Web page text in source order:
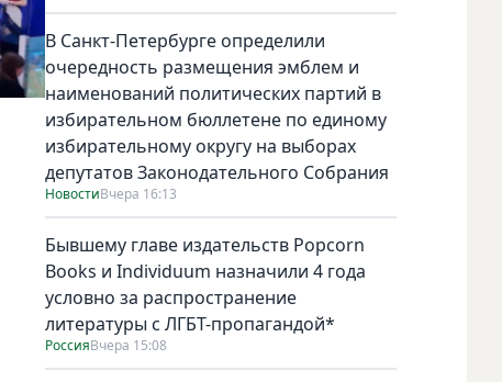
В Санкт-Петербурге определили
очередность размещения эмблем и
наименований политических партий в
избирательном бюллетене по единому
избирательному округу на выборах
депутатов Законодательного Собрания
НовостиВчера 16:13
Бывшему главе издательств Popcorn
Books и Individuum назначили 4 года
условно за распространение
литературы с ЛГБТ-пропагандой*
РоссияВчера 15:08